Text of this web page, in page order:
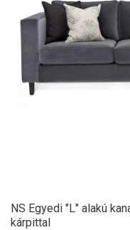
NS Egyedi "L" alakú
kárpittal